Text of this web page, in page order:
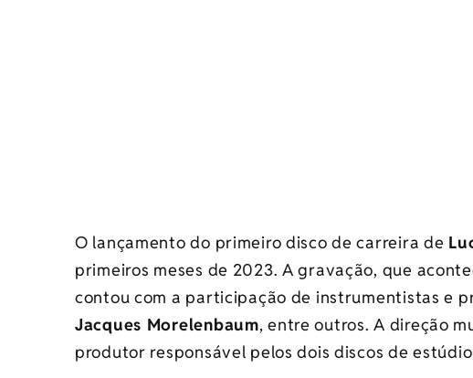
O lançamento do primeiro disco de carreira de
primeiros meses de 2023. A gravação, que
contou com a participação de instrumentistas e
Jacques Morelenbaum, entre outros. A direção
produtor responsável pelos dois discos de